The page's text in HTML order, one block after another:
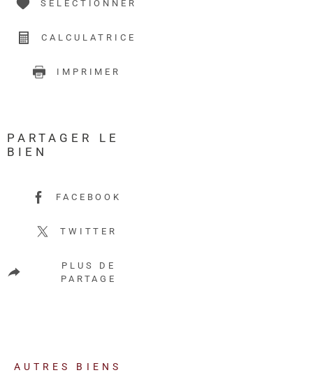
SÉLECTIONNER
CALCULATRICE
IMPRIMER
PARTAGER LE
BIEN
FACEBOOK
TWITTER
PLUS DE
PARTAGE
AUTRES BIENS